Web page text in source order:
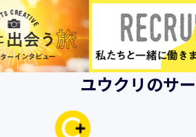
ユウクリのサ